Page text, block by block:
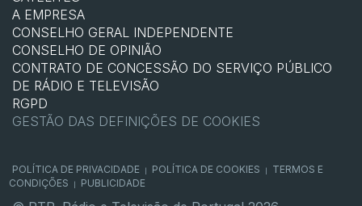
A EMPRESA
CONSELHO GERAL INDEPENDENTE
CONSELHO DE OPINIÃO
CONTRATO DE CONCESSÃO DO SERVIÇO PÚBLICO
DE RÁDIO E TELEVISÃO
RGPD
GESTÃO DAS DEFINIÇÕES DE COOKIES
POLÍTICA DE PRIVACIDADE POLÍTICA DE COOKIES
TERMOS E
CONDIÇÕES
PUBLICIDADE